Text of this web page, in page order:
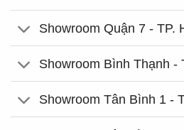
Showroom Quận 7 - TP.
Showroom Bình Thạnh -
Showroom Tân Bình 1 -